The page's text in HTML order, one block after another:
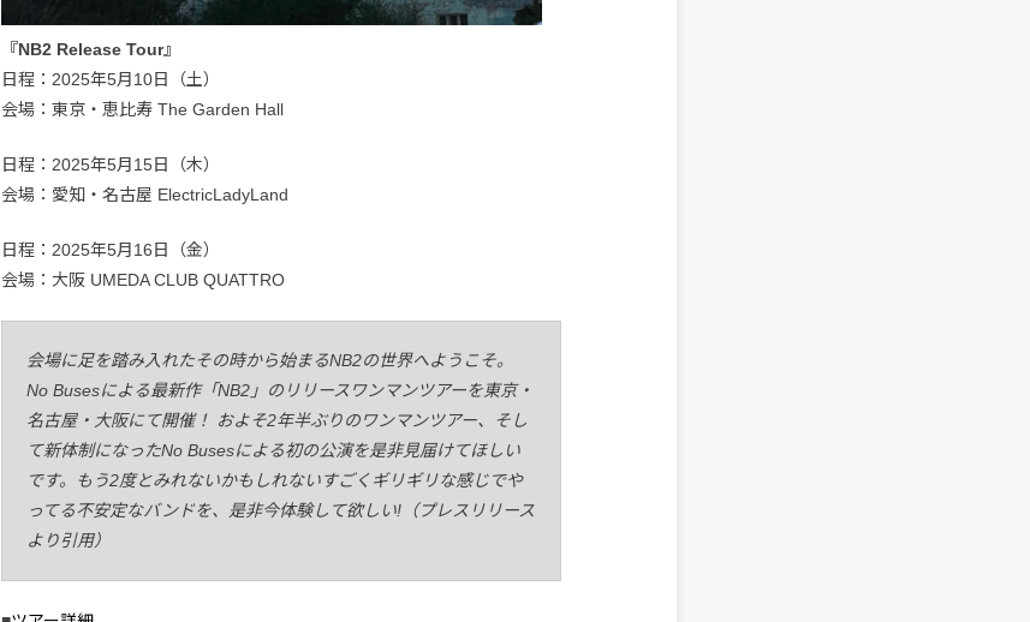
『NB2 Release Tour』
日程：2025年5月10日（土）
会場：東京・恵比寿 The Garden Hall
日程：2025年5月15日（木）
会場：愛知・名古屋 ElectricLadyLand
日程：2025年5月16日（金）
会場：大阪 UMEDA CLUB QUATTRO
会場に足を踏み入れたその時から始まるNB2の世界へようこそ。
No Busesによる最新作「NB2」のリリースワンマンツアーを東京・
名古屋・大阪にて開催！ およそ2年半ぶりのワンマンツアー、そし
て新体制になったNo Busesによる初の公演を是非見届けてほしい
です。もう2度とみれないかもしれないすごくギリギリな感じでや
ってる不安定なバンドを、是非今体験して欲しい!（プレスリリース
より引用）